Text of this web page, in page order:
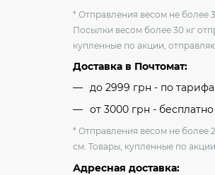
* Отправления весом не более
Посылки весом более 30 кг
купленные по акции,
Доставка в Почтомат:
до 2999 грн - по
от 3000 грн -
* Отправления весом не более
см. Товары, купленные по
Адресная доставка: